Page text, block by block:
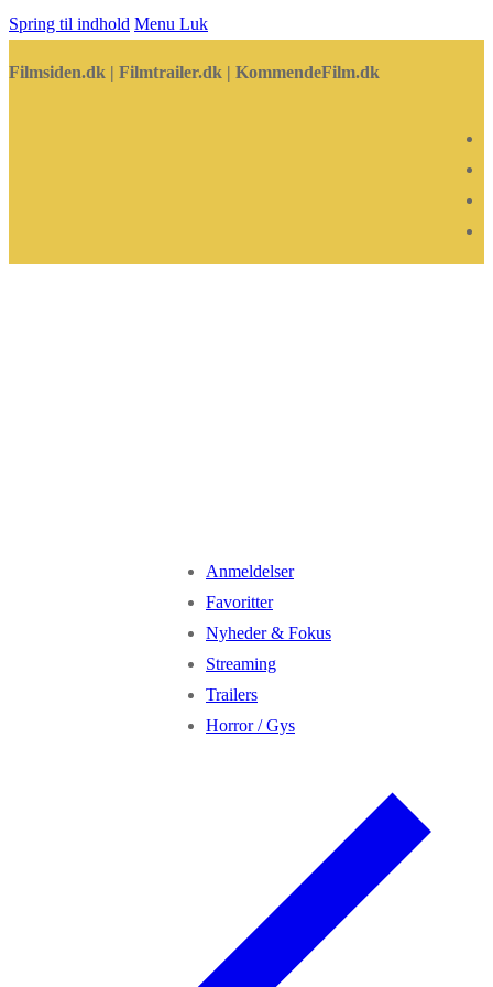
Spring til indhold Menu Luk
Filmsiden.dk | Filmtrailer.dk | KommendeFilm.dk
Anmeldelser
Favoritter
Nyheder & Fokus
Streaming
Trailers
Horror / Gys